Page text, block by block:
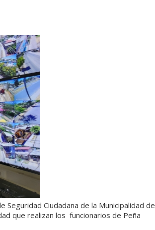
Ciudadana de la Municipalidad de
que realizan los funcionarios de Peña